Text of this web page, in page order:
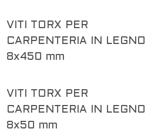
VITI TORX PER
CARPENTERIA IN LEGNO
8x450 mm
VITI TORX PER
CARPENTERIA IN LEGNO
8x50 mm